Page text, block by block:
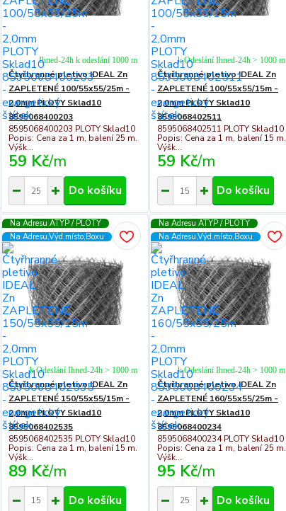
Čtyřhranné pletivo IDEAL Zn
ZAPLETENÉ 100/55x55/25m -
2,0mm PLOTY Sklad10
8595068400203
8595068400203 PLOTY Sklad10
Popis: Cena za 1 m, balení 25 m.
Výšk...
59 Kč/m
Ihned-24h k odeslání 1000 m
Do košíku
Čtyřhranné pletivo IDEAL Zn
ZAPLETENÉ 100/55x55/15m -
2,0mm PLOTY Sklad10
8595068402511
8595068402511 PLOTY Sklad10
Popis: Cena za 1 m, balení 15 m.
Výšk...
59 Kč/m
k Odeslání Ihned-24h > 1000 m
Do košíku
Na Adresu ATYP / PLOTY
Na Adresu,Výd.místo,Boxu
Čtyřhranné pletivo IDEAL Zn
ZAPLETENÉ 150/55x55/15m -
2,0mm PLOTY Sklad10
8595068402535
8595068402535 PLOTY Sklad10
Popis: Cena za 1 m, balení 15 m.
Výšk...
89 Kč/m
k Odeslání Ihned-24h > 1000 m
Do košíku
Na Adresu ATYP / PLOTY
Na Adresu,Výd.místo,Boxu
Čtyřhranné pletivo IDEAL Zn
ZAPLETENÉ 160/55x55/25m -
2,0mm PLOTY Sklad10
8595068400234
8595068400234 PLOTY Sklad10
Popis: Cena za 1 m, balení 25 m.
Výšk...
95 Kč/m
k Odeslání Ihned-24h > 1000 m
Do košíku